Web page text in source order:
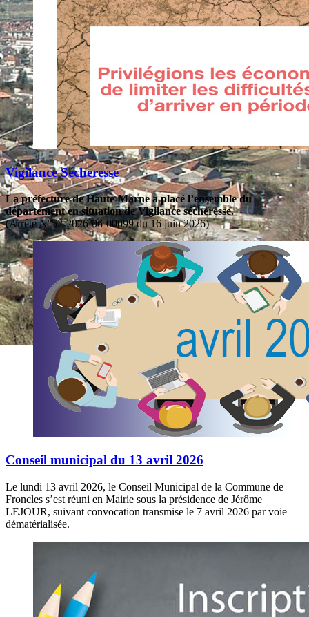
Vigilance Sécheresse
La préfecture de Haute-Marne a placé l’ensemble du
département en situation de Vigilance sécheresse.
(Arrêté N°52-2026-06-00099 du 16 juin 2026)
Conseil municipal du 13 avril 2026
Le lundi 13 avril 2026, le Conseil Municipal de la Commune de
Froncles s’est réuni en Mairie sous la présidence de Jérôme
LEJOUR, suivant convocation transmise le 7 avril 2026 par voie
dématérialisée.